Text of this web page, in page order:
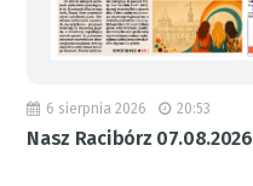
6 sierpnia 2026 20:53
Nasz Racibórz 07.08.2026